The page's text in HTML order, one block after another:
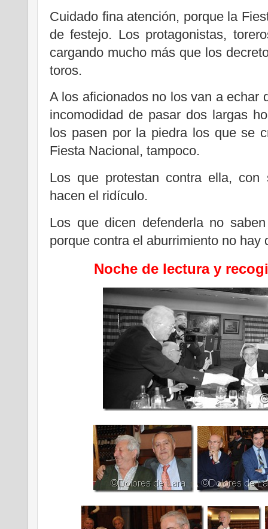
Cuidado fina atención, porque la
de festejo. Los protagonistas,
cargando mucho más que los
toros.
A los aficionados no los van a echar
incomodidad de pasar dos largas
los pasen por la piedra los que se
Fiesta Nacional, tampoco.
Los que protestan contra ella,
hacen el ridículo.
Los que dicen defenderla no
porque contra el aburrimiento no hay
Noche de lectura y